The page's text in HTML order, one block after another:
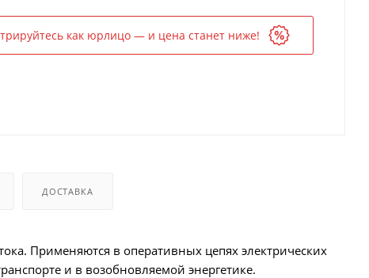
как юрлицо — и цена станет ниже!
ДОСТАВКА
Применяются в оперативных цепях электрических
и в возобновляемой энергетике.